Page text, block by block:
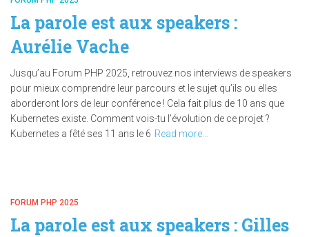
La parole est aux speakers :
Aurélie Vache
Jusqu’au Forum PHP 2025, retrouvez nos interviews de speakers
pour mieux comprendre leur parcours et le sujet qu’ils ou elles
aborderont lors de leur conférence ! Cela fait plus de 10 ans que
Kubernetes existe. Comment vois-tu l’évolution de ce projet ?
Kubernetes a fêté ses 11 ans le 6 Read more…
FORUM PHP 2025
La parole est aux speakers : Gilles